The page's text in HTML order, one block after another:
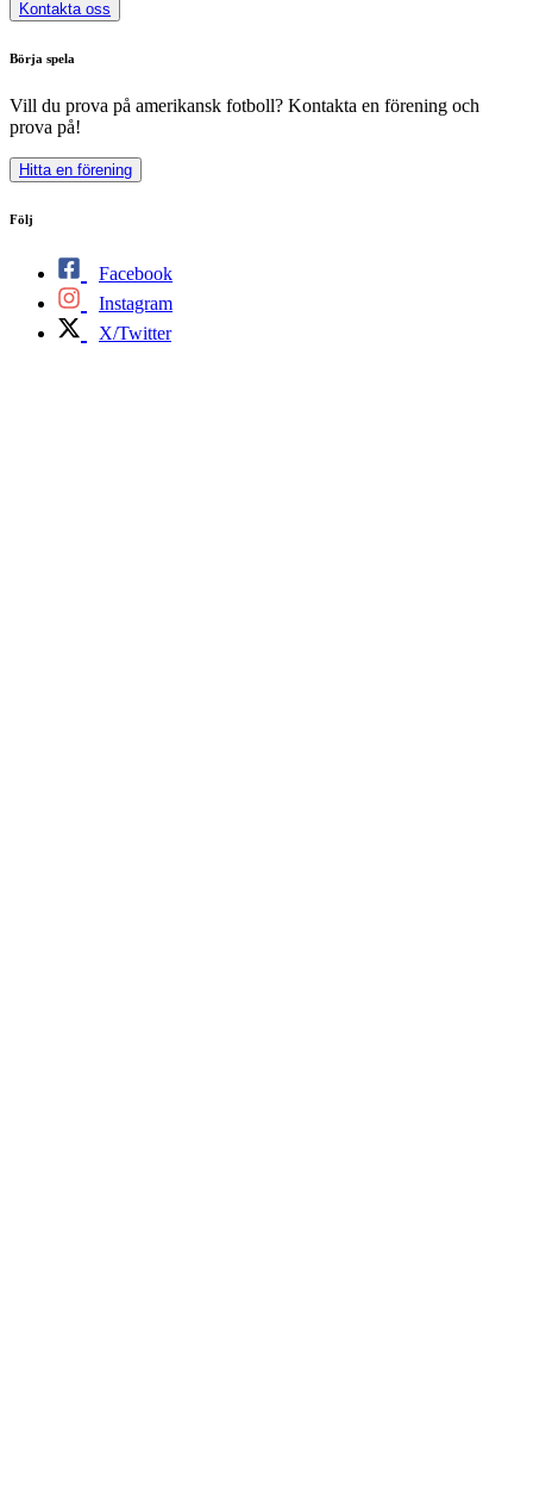
Kontakta oss
Börja spela
Vill du prova på amerikansk fotboll? Kontakta en förening och
prova på!
Hitta en förening
Följ
Facebook
Instagram
X/Twitter